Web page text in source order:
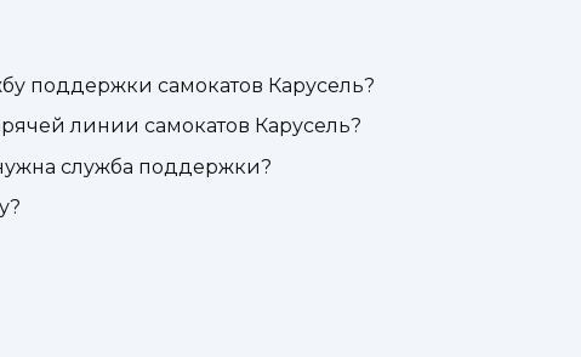
поддержки самокатов Карусель?
линии самокатов Карусель?
служба поддержки?